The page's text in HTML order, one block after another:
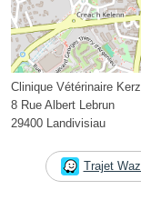
Clinique Vétérinaire
8 Rue Albert Lebrun
29400 Landivisiau
Trajet